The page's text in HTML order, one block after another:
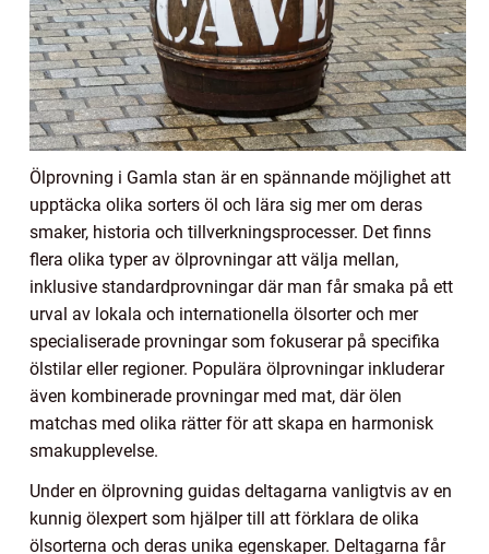
Ölprovning i Gamla stan är en spännande möjlighet att
upptäcka olika sorters öl och lära sig mer om deras
smaker, historia och tillverkningsprocesser. Det finns
flera olika typer av ölprovningar att välja mellan,
inklusive standardprovningar där man får smaka på ett
urval av lokala och internationella ölsorter och mer
specialiserade provningar som fokuserar på specifika
ölstilar eller regioner. Populära ölprovningar inkluderar
även kombinerade provningar med mat, där ölen
matchas med olika rätter för att skapa en harmonisk
smakupplevelse.
Under en ölprovning guidas deltagarna vanligtvis av en
kunnig ölexpert som hjälper till att förklara de olika
ölsorterna och deras unika egenskaper. Deltagarna får